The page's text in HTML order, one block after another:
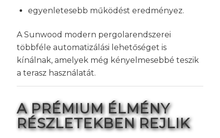
egyenletesebb működést eredményez.
A Sunwood modern pergolarendszerei
többféle automatizálási lehetőséget is
kínálnak, amelyek még kényelmesebbé teszik
a terasz használatát.
A PRÉMIUM ÉLMÉNY
RÉSZLETEKBEN REJLIK